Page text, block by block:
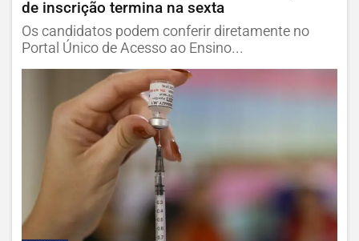
de inscrição termina na sexta
Os candidatos podem conferir diretamente no
Portal Único de Acesso ao Ensino...